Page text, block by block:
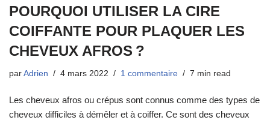
POURQUOI UTILISER LA CIRE
COIFFANTE POUR PLAQUER LES
CHEVEUX AFROS ?
par Adrien 4 mars 2022 1 commentaire 7 min read
Les cheveux afros ou crépus sont connus comme des types de
cheveux difficiles à démêler et à coiffer. Ce sont des cheveux